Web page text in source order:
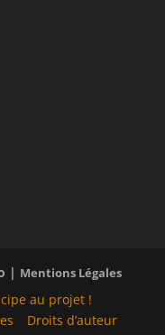
| Mentions Légales
au projet !
Droits d’auteur